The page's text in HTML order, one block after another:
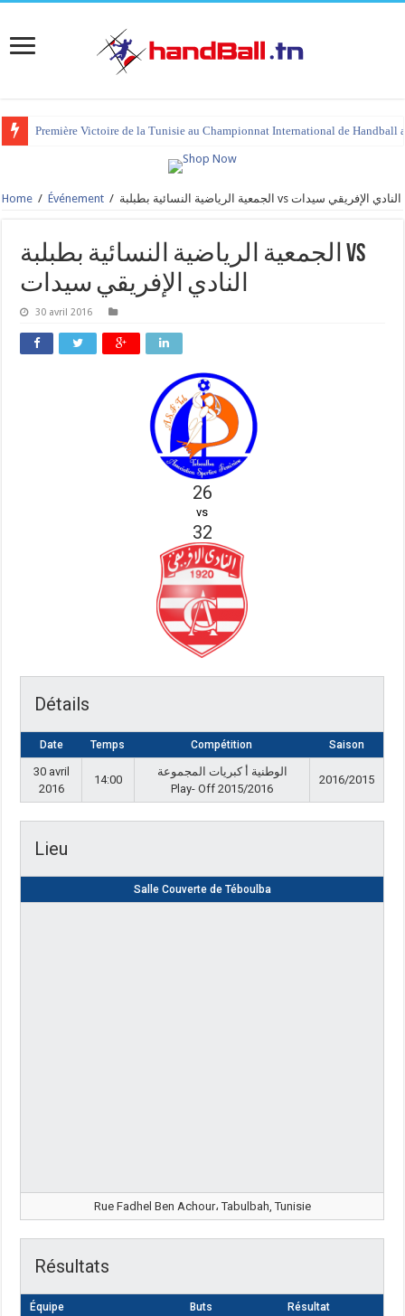
Première Victoire de la Tunisie au Championnat International de Handball
Home / Événement / الجمعية الرياضية النسائية بطبلبة vs النادي الإفريقي سيدات
الجمعية الرياضية النسائية بطبلبة vs
النادي الإفريقي سيدات
30 avril 2016
26
vs
32
Détails
Date Temps Compétition Saison
30 avril
2016
14:00
الوطنية أ كبريات المجموعة
Play- Off 2015/2016
2016/2015
Lieu
Salle Couverte de Téboulba
Rue Fadhel Ben Achour، Tabulbah, Tunisie
Résultats
Équipe Buts Résultat